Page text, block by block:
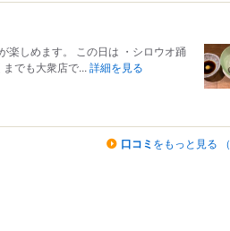
楽しめます。 この日は ・シロウオ踊
でも大衆店で... 詳細を見る
口コミ をもっと見る （